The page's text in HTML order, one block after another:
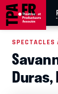
AIX-
EN
SPECTACLES